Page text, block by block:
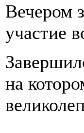
Вечером
участие
на